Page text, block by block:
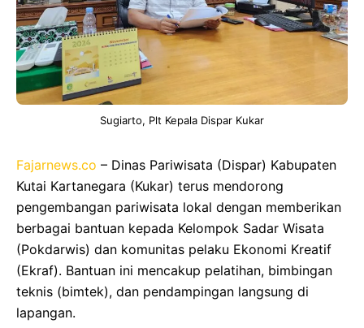
Sugiarto, Plt Kepala Dispar Kukar
Fajarnews.co – Dinas Pariwisata (Dispar) Kabupaten
Kutai Kartanegara (Kukar) terus mendorong
pengembangan pariwisata lokal dengan memberikan
berbagai bantuan kepada Kelompok Sadar Wisata
(Pokdarwis) dan komunitas pelaku Ekonomi Kreatif
(Ekraf). Bantuan ini mencakup pelatihan, bimbingan
teknis (bimtek), dan pendampingan langsung di
lapangan.